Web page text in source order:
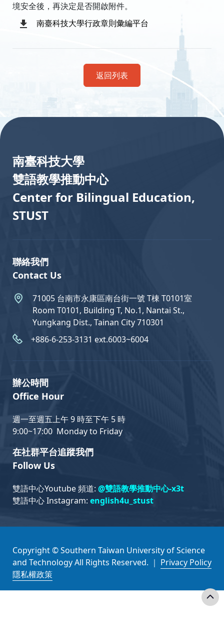
境安全後，再決定是否開啟附件。
南臺科技大學行政章則彙編平台
返回列表
南臺科技大學
雙語教學推動中心
Center for Bilingual Education,
STUST
聯絡我們
Contact Us
71005 台南市永康區南台街一號 T棟 T0101室
Room T0101, Building T, No.1, Nantai St.,
Yungkang Dist., Tainan City 710301
+886-6-253-3131 ext.6003~6004
辦公時間
Office Hour
週一至週五上午 9 時至下午 5 時
9:00~17:00 Monday to Friday
在社群平台追蹤我們
Follow Us
雙語中心Youtube 頻道: @雙語教學推動中心-x3t
雙語中心 Instagram: english4u_stust
Copyright © Southern Taiwan University of Science
and Technology All Rights Reserved. ｜ Privacy Policy
隱私權政策